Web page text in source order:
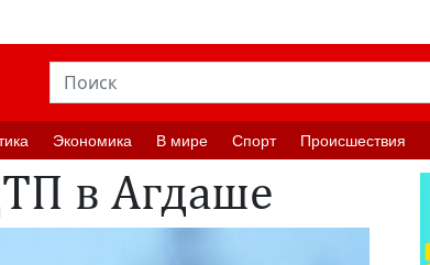
Экономика В мире Спорт Происшествия
в Агдаше